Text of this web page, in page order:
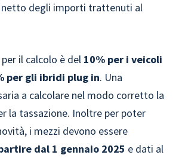
netto degli importi trattenuti al
il calcolo è del 10% per i veicoli
per gli ibridi plug in. Una
a calcolare nel modo corretto la
la tassazione. Inoltre per poter
i mezzi devono essere
dal 1 gennaio 2025 e dati al